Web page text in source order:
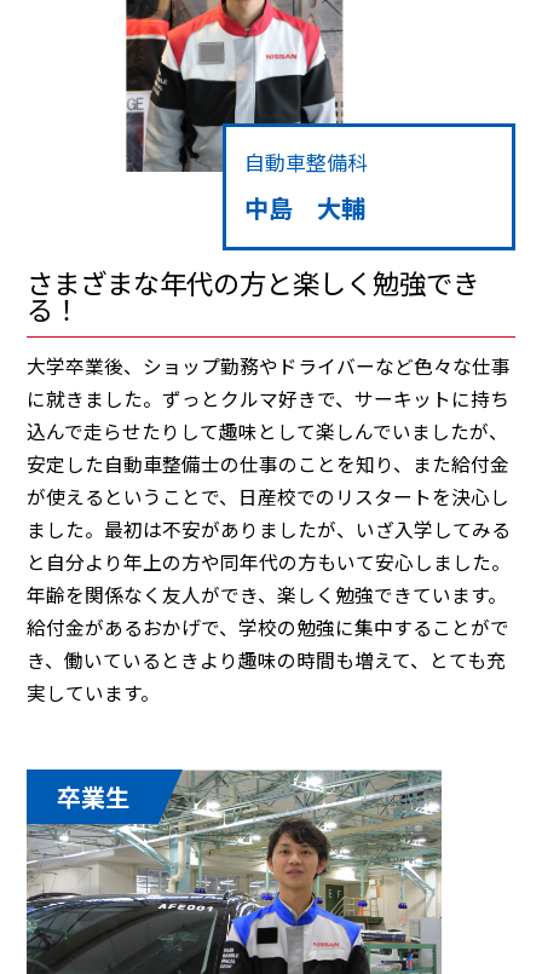
自動車整備科
中島 大輔
さまざまな年代の方と楽しく勉強でき
る！
大学卒業後、ショップ勤務やドライバーなど色々な仕事
に就きました。ずっとクルマ好きで、サーキットに持ち
込んで走らせたりして趣味として楽しんでいましたが、
安定した自動車整備士の仕事のことを知り、また給付金
が使えるということで、日産校でのリスタートを決心し
ました。最初は不安がありましたが、いざ入学してみる
と自分より年上の方や同年代の方もいて安心しました。
年齢を関係なく友人ができ、楽しく勉強できています。
給付金があるおかげで、学校の勉強に集中することがで
き、働いているときより趣味の時間も増えて、とても充
実しています。
卒業生